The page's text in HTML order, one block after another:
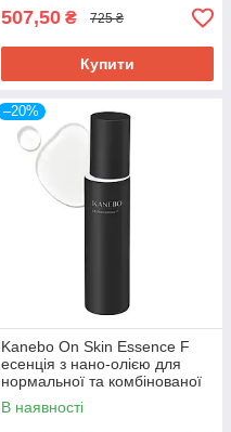
507,50 ₴ 725 ₴
Купити
–20%
Kanebo On Skin Essence F
есенція з нано-олією для
нормальної та комбінованої
шкіри,125 мл
В наявності